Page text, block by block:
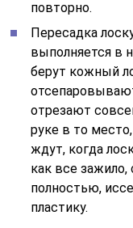
повторно.
Пересадка
выполняется в
берут кожный
отрезают
руке в то
ждут, когда
как все
полностью,
пластику.